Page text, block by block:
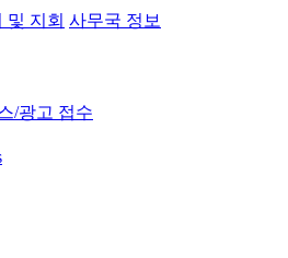
및 지회 사무국 정보
/광고 접수